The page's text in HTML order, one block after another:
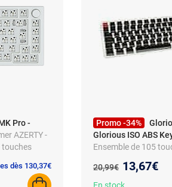
Pro -
AZERTY -
touches
dès 130,37€
Promo -34%
Glorious ISO ABS
Ensemble de 105
Ancien prix :
20,99€ Nouveau
13,67€